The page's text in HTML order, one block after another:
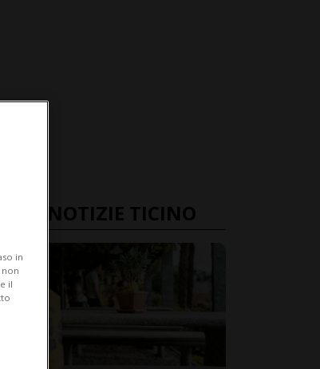
NOTIZIE TICINO
in
il